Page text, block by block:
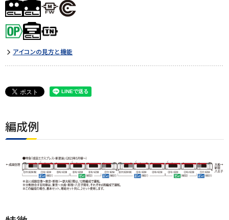
アイコンの見方と機能
編成例